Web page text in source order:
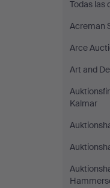
Todas las
Acreman
Arce
Art and
Kalmar